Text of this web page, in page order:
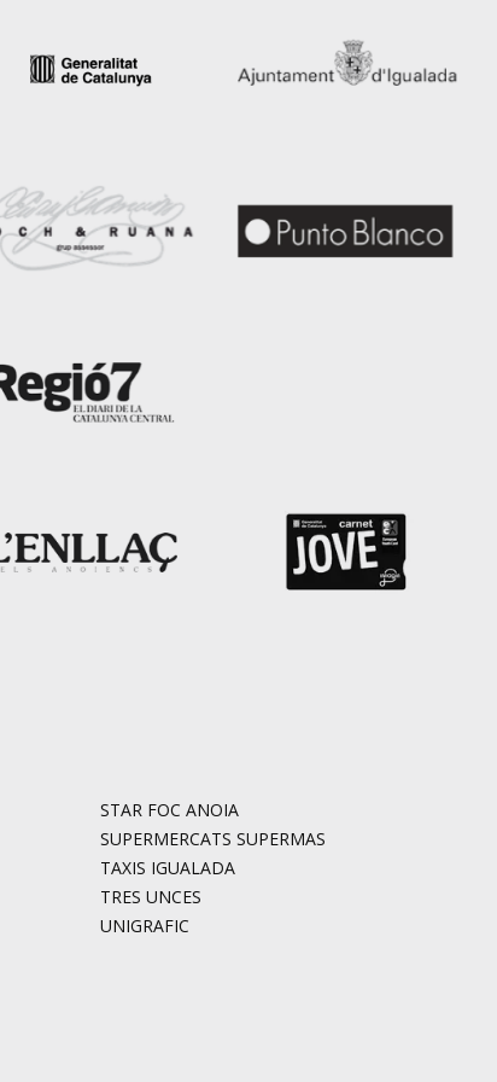
STAR FOC ANOIA
SUPERMERCATS SUPERMAS
TAXIS IGUALADA
TRES UNCES
UNIGRAFIC